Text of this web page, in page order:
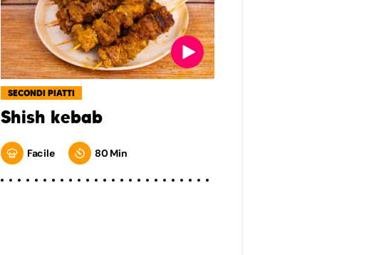
SECONDI PIATTI
Shish kebab
Facile 80 Min